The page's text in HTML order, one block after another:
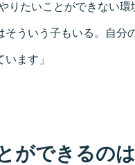
りたいことができない環
ういう子もいる。自分
ます」
ができるの